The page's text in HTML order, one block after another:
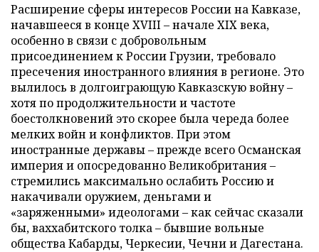
Расширение сферы интересов России на Кавказе,
начавшееся в конце XVIII – начале XIX века,
особенно в связи с добровольным
присоединением к России Грузии, требовало
пресечения иностранного влияния в регионе. Это
вылилось в долгоиграющую Кавказскую войну –
хотя по продолжительности и частоте
боестолкновений это скорее была череда более
мелких войн и конфликтов. При этом
иностранные державы – прежде всего Османская
империя и опосредованно Великобритания –
стремились максимально ослабить Россию и
накачивали оружием, деньгами и
«заряженными» идеологами – как сейчас сказали
бы, ваххабитского толка – бывшие вольные
общества Кабарды, Черкесии, Чечни и Дагестана.